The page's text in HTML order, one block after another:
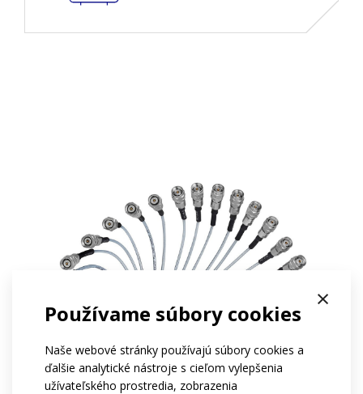
×
Používame súbory cookies
Naše webové stránky používajú súbory cookies a
ďalšie analytické nástroje s cieľom vylepšenia
užívateľského prostredia, zobrazenia